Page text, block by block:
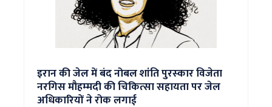
इरान की जेल में बंद नोबल शांति पुरस्‍कार विजेता
नरगिस मौहम्‍मदी की चिकित्‍सा सहायता पर जेल
अधिकारियों ने रोक लगाई